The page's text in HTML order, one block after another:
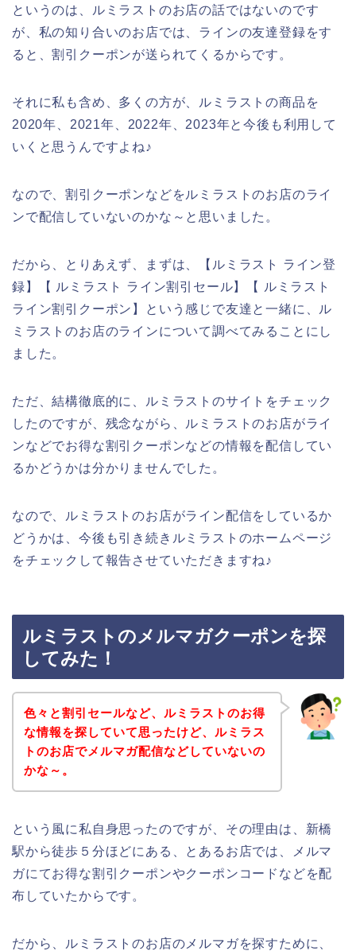
というのは、ルミラストのお店の話ではないのです
が、私の知り合いのお店では、ラインの友達登録をす
ると、割引クーポンが送られてくるからです。
それに私も含め、多くの方が、ルミラストの商品を
2020年、2021年、2022年、2023年と今後も利用して
いくと思うんですよね♪
なので、割引クーポンなどをルミラストのお店のライ
ンで配信していないのかな～と思いました。
だから、とりあえず、まずは、【ルミラスト ライン登
録】【 ルミラスト ライン割引セール】【 ルミラスト
ライン割引クーポン】という感じで友達と一緒に、ル
ミラストのお店のラインについて調べてみることにし
ました。
ただ、結構徹底的に、ルミラストのサイトをチェック
したのですが、残念ながら、ルミラストのお店がライ
ンなどでお得な割引クーポンなどの情報を配信してい
るかどうかは分かりませんでした。
なので、ルミラストのお店がライン配信をしているか
どうかは、今後も引き続きルミラストのホームページ
をチェックして報告させていただきますね♪
ルミラストのメルマガクーポンを探
してみた！
色々と割引セールなど、ルミラストのお得
な情報を探していて思ったけど、ルミラス
トのお店でメルマガ配信などしていないの
かな～。
という風に私自身思ったのですが、その理由は、新橋
駅から徒歩５分ほどにある、とあるお店では、メルマ
ガにてお得な割引クーポンやクーポンコードなどを配
布していたからです。
だから、ルミラストのお店のメルマガを探すために、